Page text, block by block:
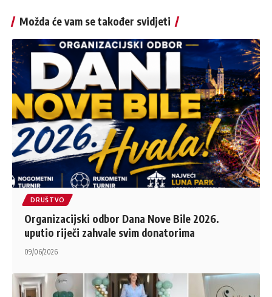
Možda će vam se također svidjeti
DRUŠTVO
Organizacijski odbor Dana Nove Bile 2026.
uputio riječi zahvale svim donatorima
09/06/2026